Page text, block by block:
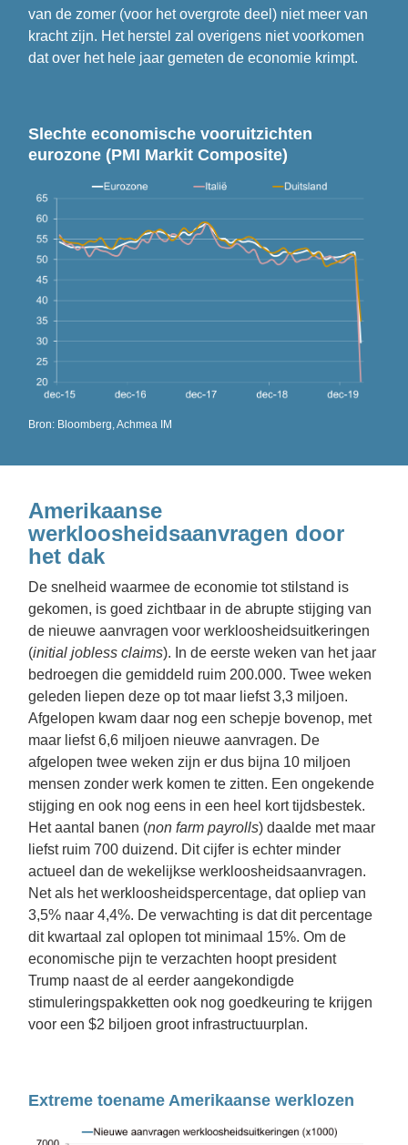
Slechte economische vooruitzichten
eurozone (PMI Markit Composite)
Bron: Bloomberg, Achmea IM
van de zomer (voor het overgrote deel) niet meer van
kracht zijn. Het herstel zal overigens niet voorkomen
dat over het hele jaar gemeten de economie krimpt.
Amerikaanse
werkloosheidsaanvragen door
het dak
De snelheid waarmee de economie tot stilstand is
gekomen, is goed zichtbaar in de abrupte stijging van
de nieuwe aanvragen voor werkloosheidsuitkeringen
(initial jobless claims). In de eerste weken van het jaar
bedroegen die gemiddeld ruim 200.000. Twee weken
geleden liepen deze op tot maar liefst 3,3 miljoen.
Afgelopen kwam daar nog een schepje bovenop, met
maar liefst 6,6 miljoen nieuwe aanvragen. De
afgelopen twee weken zijn er dus bijna 10 miljoen
mensen zonder werk komen te zitten. Een ongekende
stijging en ook nog eens in een heel kort tijdsbestek.
Het aantal banen (non farm payrolls) daalde met maar
liefst ruim 700 duizend. Dit cijfer is echter minder
actueel dan de wekelijkse werkloosheidsaanvragen.
Net als het werkloosheidspercentage, dat opliep van
3,5% naar 4,4%. De verwachting is dat dit percentage
dit kwartaal zal oplopen tot minimaal 15%. Om de
economische pijn te verzachten hoopt president
Trump naast de al eerder aangekondigde
stimuleringspakketten ook nog goedkeuring te krijgen
voor een $2 biljoen groot infrastructuurplan.
Extreme toename Amerikaanse werklozen